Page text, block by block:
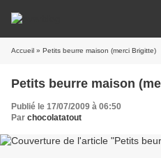
Accueil » Petits beurre maison (merci Brigitte)
Petits beurre maison
Publié le 17/07/2009 à 06:50
Par chocolatatout